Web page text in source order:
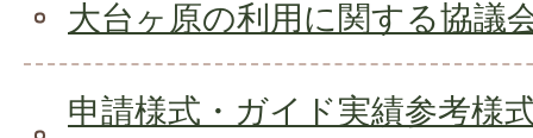
大台ヶ原の利用に関する協議
申請様式・ガイド実績参考様